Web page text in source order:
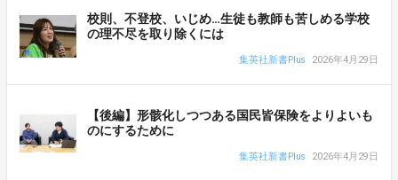
校則、不登校、いじめ…生徒も教師も苦しめる学校
の理不尽を取り除くには
集英社新書Plus 2026年4月29日
【後編】形骸化しつつある国民皆保険をよりよいも
のにするために
集英社新書Plus 2026年4月29日